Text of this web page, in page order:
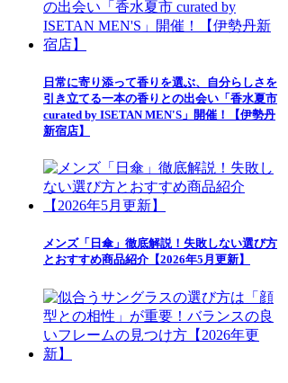
日常に寄り添って香りを選ぶ、自分らしさを
引き立てる一本の香りとの出会い「香水夏市
curated by ISETAN MEN'S」開催！【伊勢丹
新宿店】
メンズ「日傘」徹底解説！失敗しない選び方
とおすすめ商品紹介【2026年5月更新】